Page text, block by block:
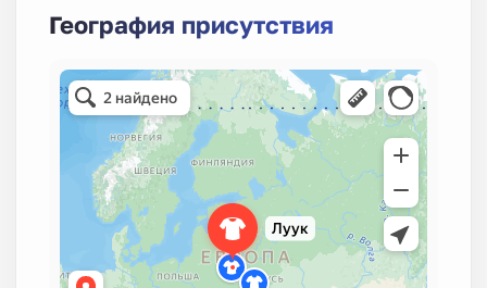
География присутствия